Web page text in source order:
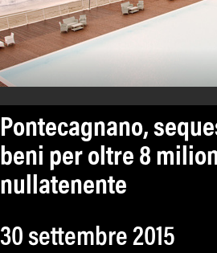
Pontecagnano,
beni per oltre 8
nullatenente
30 settembre 2015